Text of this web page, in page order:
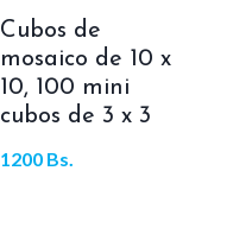
Cubos de
mosaico de 10 x
10, 100 mini
cubos de 3 x 3
1200 Bs.